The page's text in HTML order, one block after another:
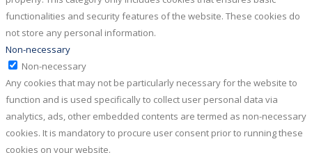
functionalities and security features of the website. These cookies do
not store any personal information.
Non-necessary
Non-necessary
Any cookies that may not be particularly necessary for the website to
function and is used specifically to collect user personal data via
analytics, ads, other embedded contents are termed as non-necessary
cookies. It is mandatory to procure user consent prior to running these
cookies on your website.